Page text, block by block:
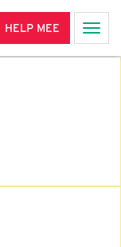
HELP MEE